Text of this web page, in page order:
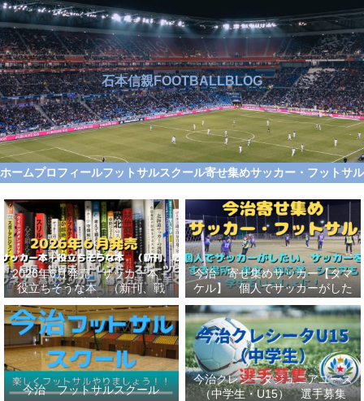
石本信親FOOTBALLBLOG
ホームプロフィールフットサルスクール寄せ集めサッカー・フット
2026年6月発売 サッカー本＋
役立ちそうな本 （新刊、戦
術、自伝、指導法、トレンド、
スポーツビジネス、高校サッカ
ー）勝つ方法、上手くなる方法
を見つけよう！
今治 寄せ集めサッカー【タマ
ケル】 個人でサッカーがした
い、サッカーをする場所、男
女、初心者、シニアも学生もい
っしょに！【タマケル】
今治 フットサルスクール
今治クレシータジュニアユース
（中学生・U15） 選手募集